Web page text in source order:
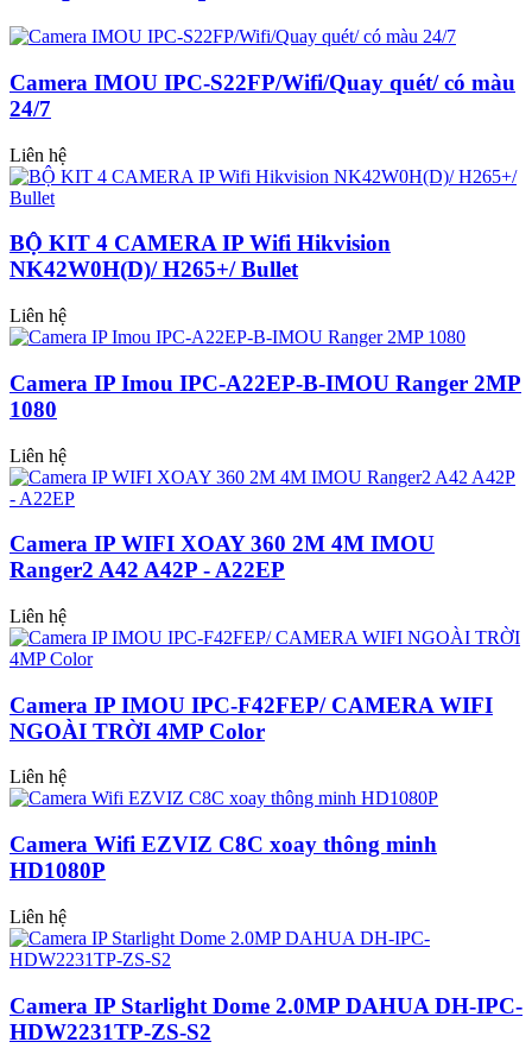
Camera IMOU IPC-S22FP/Wifi/Quay quét/ có màu
24/7
Liên hệ
BỘ KIT 4 CAMERA IP Wifi Hikvision
NK42W0H(D)/ H265+/ Bullet
Liên hệ
Camera IP Imou IPC-A22EP-B-IMOU Ranger 2MP
1080
Liên hệ
Camera IP WIFI XOAY 360 2M 4M IMOU
Ranger2 A42 A42P - A22EP
Liên hệ
Camera IP IMOU IPC-F42FEP/ CAMERA WIFI
NGOÀI TRỜI 4MP Color
Liên hệ
Camera Wifi EZVIZ C8C xoay thông minh
HD1080P
Liên hệ
Camera IP Starlight Dome 2.0MP DAHUA DH-IPC-
HDW2231TP-ZS-S2